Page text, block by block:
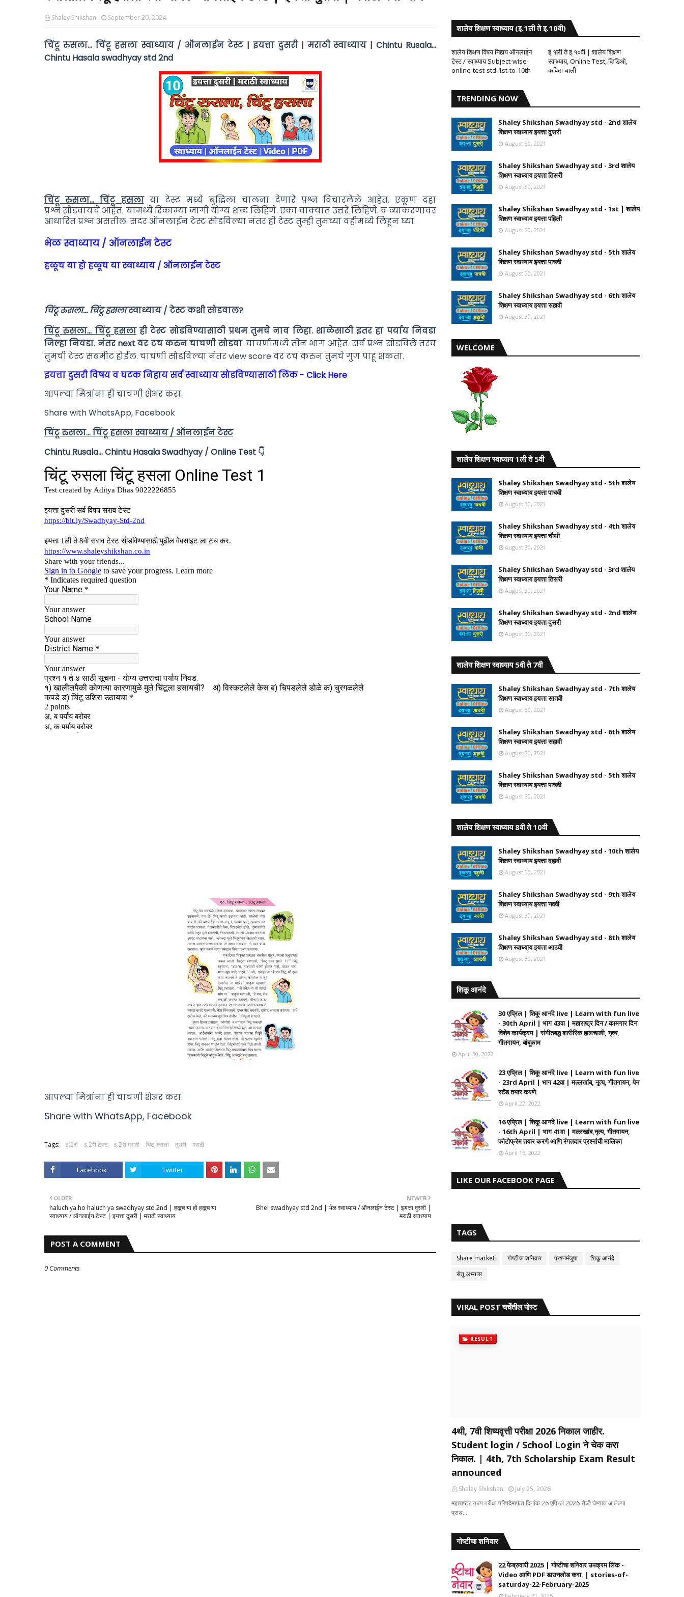
Shaley Shikshan September 20, 2024
चिंटू रुसला... चिंटू हसला स्वाध्याय / ऑनलाईन टेस्ट | इयत्ता दुसरी | मराठी स्वाध्याय | Chintu Rusala...
Chintu Hasala swadhyay std 2nd
चिंटू रुसला... चिंटू हसलाया टेस्ट मध्ये बुद्धिला चालना देणारे प्रश्न विचारलेले आहेत. एकूणदहा
प्रश्नसोडवायचे आहेत. यामध्येरिकाम्या जागी योग्य शब्द लिहिणे. एका वाक्यात उत्तरे लिहिणे. व व्याकरणावर
आधारित प्रश्न असतील. सदर ऑनलाईन टेस्ट सोडविल्या नंतर ही टेस्ट तुम्ही तुमच्या वहीमध्ये लिहून घ्या.
भेळ स्वाध्याय / ऑनलाईन टेस्ट
हळूच या हो हळूच या स्वाध्याय / ऑनलाईन टेस्ट
चिंटू रुसला... चिंटू हसलास्वाध्याय / टेस्ट कशी सोडवाल?
चिंटू रुसला... चिंटू हसलाहीटेस्ट सोडविण्यासाठी प्रथम तुमचे नाव लिहा. शाळेसाठी इतर हा पर्याय निवडा
जिल्हा निवडा. नंतर next वर टच करुन चाचणी सोडवा. चाचणीमध्ये तीन भाग आहेत. सर्व प्रश्न सोडविले तरच
तुमची टेस्ट सबमीट होईल. चाचणी सोडविल्या नंतर view score वर टच करुन तुमचे गुण पाहू शकता.
इयत्ता दुसरी विषय व घटक निहाय सर्व स्वाध्याय सोडविण्यासाठी लिंक - Click Here
आपल्या मित्रांना ही चाचणी शेअर करा.
Share with WhatsApp, Facebook
चिंटू रुसला... चिंटू हसला स्वाध्याय / ऑनलाईन टेस्ट
Chintu Rusala... Chintu Hasala Swadhyay / Online Test 👇
आपल्या मित्रांना ही चाचणी शेअर करा.
Share with WhatsApp, Facebook
Tags: इ.2री इ.2री टेस्ट इ.2री मराठी चिंटू रुसला दुसरी मराठी
Facebook Twitter
NEWER
Bhel swadhyay std 2nd | भेळ स्वाध्याय / ऑनलाईन टेस्ट | इयत्ता दुसरी |
मराठी स्वाध्याय
OLDER
haluch ya ho haluch ya swadhyay std 2nd | हळूच या हो हळूच या
स्वाध्याय / ऑनलाईन टेस्ट | इयत्ता दुसरी | मराठी स्वाध्याय
POST A COMMENT
0 Comments
शालेय शिक्षण स्वाध्याय (इ.1ली ते इ.10वी)
शालेय शिक्षण विषय निहाय ऑनलाईन
टेस्ट / स्वाध्याय Subject-wise-
online-test-std-1st-to-10th
इ.१ली ते इ.१०वी | शालेय शिक्षण
स्वाध्याय, Online Test, व्हिडिओ,
कविता चाली
TRENDING NOW
Shaley Shikshan Swadhyay std - 2nd शालेय
शिक्षण स्वाध्याय इयत्ता दुसरी
August 30, 2021
Shaley Shikshan Swadhyay std - 3rd शालेय
शिक्षण स्वाध्याय इयत्ता तिसरी
August 30, 2021
Shaley Shikshan Swadhyay std - 1st | शालेय
शिक्षण स्वाध्याय इयत्ता पहिली
August 30, 2021
Shaley Shikshan Swadhyay std - 5th शालेय
शिक्षण स्वाध्याय इयत्ता पाचवी
August 30, 2021
Shaley Shikshan Swadhyay std - 6th शालेय
शिक्षण स्वाध्याय इयत्ता सहावी
August 30, 2021
WELCOME
शालेय शिक्षण स्वाध्याय 1ली ते 5वी
Shaley Shikshan Swadhyay std - 5th शालेय
शिक्षण स्वाध्याय इयत्ता पाचवी
August 30, 2021
Shaley Shikshan Swadhyay std - 4th शालेय
शिक्षण स्वाध्याय इयत्ता चौथी
August 30, 2021
Shaley Shikshan Swadhyay std - 3rd शालेय
शिक्षण स्वाध्याय इयत्ता तिसरी
August 30, 2021
Shaley Shikshan Swadhyay std - 2nd शालेय
शिक्षण स्वाध्याय इयत्ता दुसरी
August 30, 2021
शालेय शिक्षण स्वाध्याय 5वी ते 7वी
Shaley Shikshan Swadhyay std - 7th शालेय
शिक्षण स्वाध्याय इयत्ता सातवी
August 30, 2021
Shaley Shikshan Swadhyay std - 6th शालेय
शिक्षण स्वाध्याय इयत्ता सहावी
August 30, 2021
Shaley Shikshan Swadhyay std - 5th शालेय
शिक्षण स्वाध्याय इयत्ता पाचवी
August 30, 2021
शालेय शिक्षण स्वाध्याय 8वी ते 10वी
Shaley Shikshan Swadhyay std - 10th शालेय
शिक्षण स्वाध्याय इयत्ता दहावी
August 30, 2021
Shaley Shikshan Swadhyay std - 9th शालेय
शिक्षण स्वाध्याय इयत्ता नववी
August 30, 2021
Shaley Shikshan Swadhyay std - 8th शालेय
शिक्षण स्वाध्याय इयत्ता आठवी
August 30, 2021
शिकू आनंदे
30 एप्रिल | शिकू आनंदे live | Learn with fun live
- 30th April | भाग 43वा | महाराष्ट्र दिन / कामगार दिन
विशेष कार्यक्रम | संगीतबद्ध शारीरिक हालचाली, नृत्य,
गीतगायन, बांबूकाम
April 30, 2022
23 एप्रिल | शिकू आनंदे live | Learn with fun live
- 23rd April | भाग 42वा | मल्लखांब, नृत्य, गीतगायन, पेन
स्टॅंड तयार करणे.
April 22, 2022
16 एप्रिल | शिकू आनंदे live | Learn with fun live
- 16th April | भाग 41वा | मल्लखांब,नृत्य, गीतगायन,
फोटोफ्रेम तयार करणे आणि रंगतदार प्रश्नांची मालिका
April 15, 2022
LIKE OUR FACEBOOK PAGE
TAGS
Share market गोष्टीचा शनिवार प्रश्नमंजुषा
शिकू आनंदे
सेतू अभ्यास
VIRAL POST चर्चेतील पोस्ट
RESULT
4थी, 7वी शिष्यवृत्ती परीक्षा 2026 निकाल जाहीर.
Student login / School Login ने चेक करा
निकाल. | 4th, 7th Scholarship Exam Result
announced
Shaley Shikshan
July 25, 2026
महाराष्ट्र राज्य परीक्षा परिषदेमार्फत दिनांक 26 एप्रिल 2026 रोजी घेण्यात आलेल्या
प्राथ…
गोष्टीचा शनिवार
22 फेब्रुवारी 2025 | गोष्टीचा शनिवार उपक्रम लिंक -
Video आणि PDF डाउनलोड करा. | stories-of-
saturday-22-February-2025